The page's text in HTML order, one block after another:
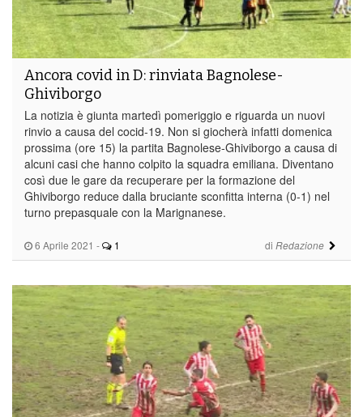
6 Aprile 2021 - 1 di Redazione
Ancora covid in D: rinviata Bagnolese-
Ghiviborgo
La notizia è giunta martedì pomeriggio e riguarda un nuovi
rinvio a causa del cocid-19. Non si giocherà infatti domenica
prossima (ore 15) la partita Bagnolese-Ghiviborgo a causa di
alcuni casi che hanno colpito la squadra emiliana. Diventano
così due le gare da recuperare per la formazione del
Ghiviborgo reduce dalla bruciante sconfitta interna (0-1) nel
turno prepasquale con la Marignanese.